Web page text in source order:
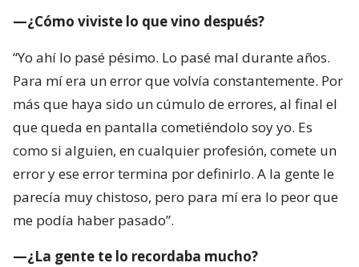
—¿Cómo viviste lo que vino después?
“Yo ahí lo pasé pésimo. Lo pasé mal durante años.
Para mí era un error que volvía constantemente. Por
más que haya sido un cúmulo de errores, al final el
que queda en pantalla cometiéndolo soy yo. Es
como si alguien, en cualquier profesión, comete un
error y ese error termina por definirlo. A la gente le
parecía muy chistoso, pero para mí era lo peor que
me podía haber pasado”.
—¿La gente te lo recordaba mucho?